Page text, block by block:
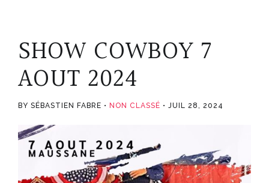
SHOW COWBOY 7
AOUT 2024
BY SÉBASTIEN FABRE NON CLASSÉ JUIL 28, 2024